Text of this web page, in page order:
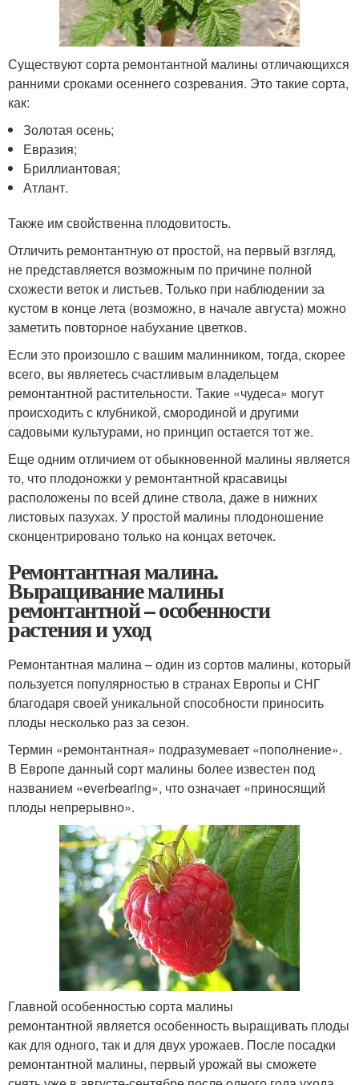
Существуют сорта ремонтантной малины отличающихся
ранними сроками осеннего созревания. Это такие сорта,
как:
Золотая осень;
Евразия;
Бриллиантовая;
Атлант.
Также им свойственна плодовитость.
Отличить ремонтантную от простой, на первый взгляд,
не представляется возможным по причине полной
схожести веток и листьев. Только при наблюдении за
кустом в конце лета (возможно, в начале августа) можно
заметить повторное набухание цветков.
Если это произошло с вашим малинником, тогда, скорее
всего, вы являетесь счастливым владельцем
ремонтантной растительности. Такие «чудеса» могут
происходить с клубникой, смородиной и другими
садовыми культурами, но принцип остается тот же.
Еще одним отличием от обыкновенной малины является
то, что плодоножки у ремонтантной красавицы
расположены по всей длине ствола, даже в нижних
листовых пазухах. У простой малины плодоношение
сконцентрировано только на концах веточек.
Ремонтантная малина.
Выращивание малины
ремонтантной – особенности
растения и уход
Ремонтантная малина – один из сортов малины, который
пользуется популярностью в странах Европы и СНГ
благодаря своей уникальной способности приносить
плоды несколько раз за сезон.
Термин «ремонтантная» подразумевает «пополнение».
В Европе данный сорт малины более известен под
названием «everbearing», что означает «приносящий
плоды непрерывно».
Главной особенностью сорта малины
ремонтантной является особенность выращивать плоды
как для одного, так и для двух урожаев. После посадки
ремонтантной малины, первый урожай вы сможете